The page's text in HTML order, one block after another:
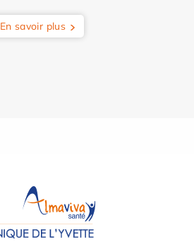
En savoir plus